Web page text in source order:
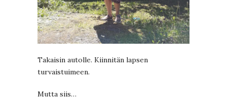
Takaisin autolle. Kiinnitän lapsen
turvaistuimeen.
Mutta siis…